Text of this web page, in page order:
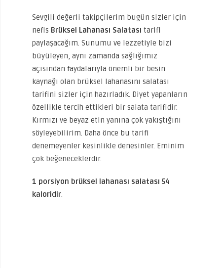
Sevgili değerli takipçilerim bugün sizler için
nefis Brüksel Lahanası Salatası tarifi
paylaşacağım. Sunumu ve lezzetiyle bizi
büyüleyen, aynı zamanda sağlığımız
açısından faydalarıyla önemli bir besin
kaynağı olan brüksel lahanasını salatası
tarifini sizler için hazırladık. Diyet yapanların
özellikle tercih ettikleri bir salata tarifidir.
Kırmızı ve beyaz etin yanına çok yakıştığını
söyleyebilirim. Daha önce bu tarifi
denemeyenler kesinlikle denesinler. Eminim
çok beğeneceklerdir.
1 porsiyon brüksel lahanası salatası 54
kaloridir.